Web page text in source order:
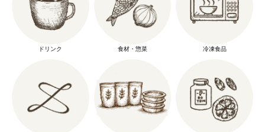
ドリンク 食材・惣菜 冷凍食品